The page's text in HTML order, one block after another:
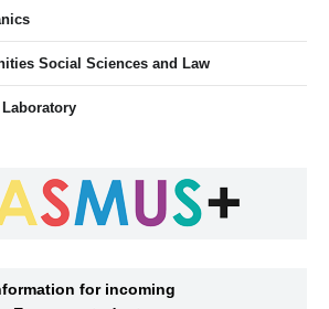
Social Sciences and Law
for incoming